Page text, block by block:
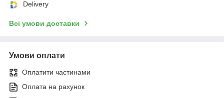
Delivery
Всі умови доставки
Умови оплати
Оплатити частинами
Оплата на рахунок